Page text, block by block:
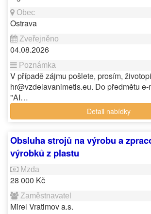
Ostrava
04.08.2026
V případě zájmu pošlete, prosím,
hr@vzdelavanimetis.eu. Do předmětu
"AI…
Detail nabídky
Obsluha strojů na výrobu a
výrobků z plastu
28 000 Kč
Mirel Vratimov a.s.